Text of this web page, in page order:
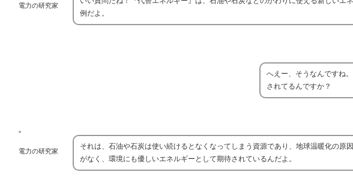
電力の研究家
例だよ。
へえー、そうなんですね
されてるんですか？
電力の研究家
それは、石油や石炭は使い続けるとなくなってしまう資源であり、地球温暖化の
がなく、環境にも優しいエネルギーとして期待されているんだよ。